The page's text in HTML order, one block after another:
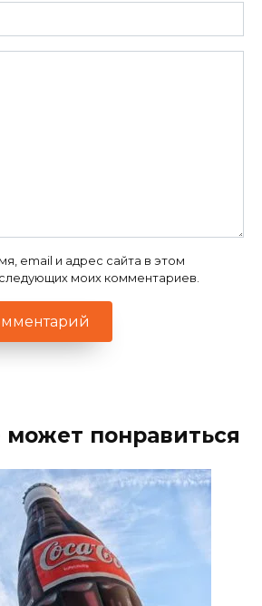
email и адрес сайта в этом
моих комментариев.
понравиться